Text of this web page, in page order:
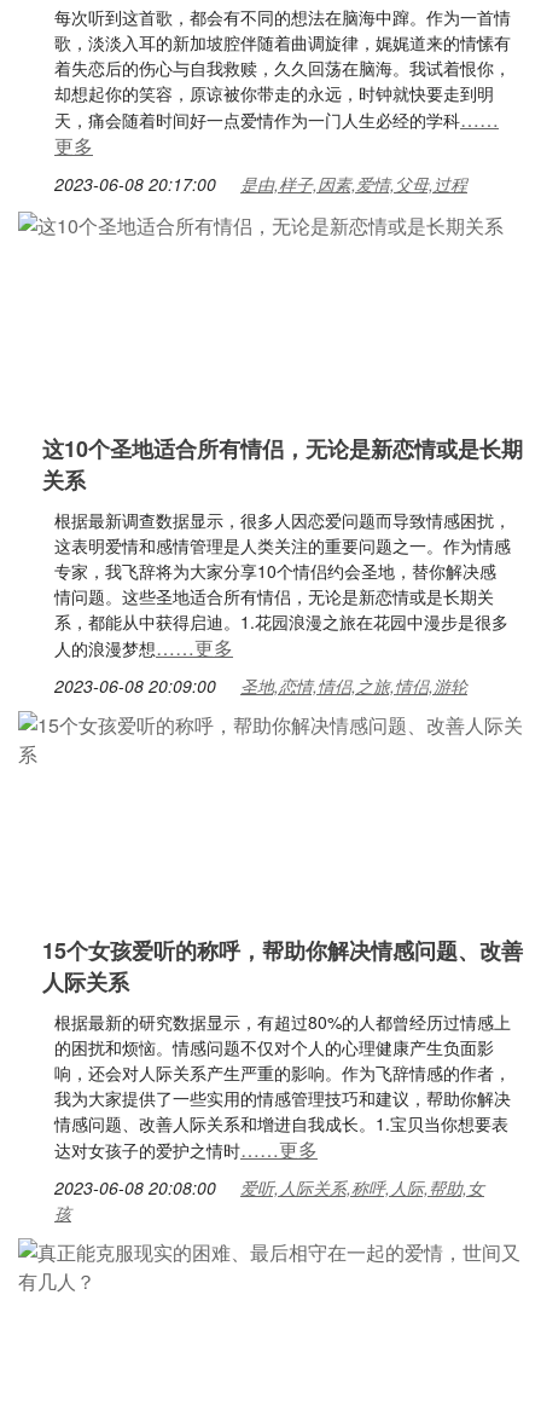
每次听到这首歌，都会有不同的想法在脑海中蹿。作为一首情
歌，淡淡入耳的新加坡腔伴随着曲调旋律，娓娓道来的情愫有
着失恋后的伤心与自我救赎，久久回荡在脑海。我试着恨你，
却想起你的笑容，原谅被你带走的永远，时钟就快要走到明
天，痛会随着时间好一点爱情作为一门人生必经的学科……
更多
2023-06-08 20:17:00 是由,样子,因素,爱情,父母,过程
这10个圣地适合所有情侣，无论是新恋情或是长期
关系
根据最新调查数据显示，很多人因恋爱问题而导致情感困扰，
这表明爱情和感情管理是人类关注的重要问题之一。作为情感
专家，我飞辞将为大家分享10个情侣约会圣地，替你解决感
情问题。这些圣地适合所有情侣，无论是新恋情或是长期关
系，都能从中获得启迪。1.花园浪漫之旅在花园中漫步是很多
人的浪漫梦想……更多
2023-06-08 20:09:00 圣地,恋情,情侣,之旅,情侣,游轮
15个女孩爱听的称呼，帮助你解决情感问题、改善
人际关系
根据最新的研究数据显示，有超过80%的人都曾经历过情感上
的困扰和烦恼。情感问题不仅对个人的心理健康产生负面影
响，还会对人际关系产生严重的影响。作为飞辞情感的作者，
我为大家提供了一些实用的情感管理技巧和建议，帮助你解决
情感问题、改善人际关系和增进自我成长。1.宝贝当你想要表
达对女孩子的爱护之情时……更多
2023-06-08 20:08:00
爱听,人际关系,称呼,人际,帮助,女
孩